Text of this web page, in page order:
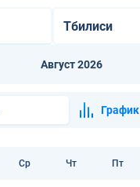
Август 2026
График
Ср Чт Пт